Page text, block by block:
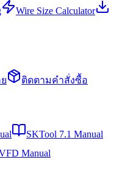
Wire Size Calculator
ติดตามคำสั่งซื้อ
SKTool 7.1 Manual
Manual